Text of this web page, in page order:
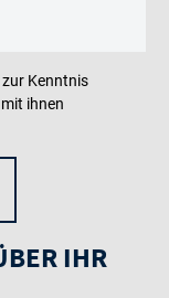
zur Kenntnis
ihnen
IHR